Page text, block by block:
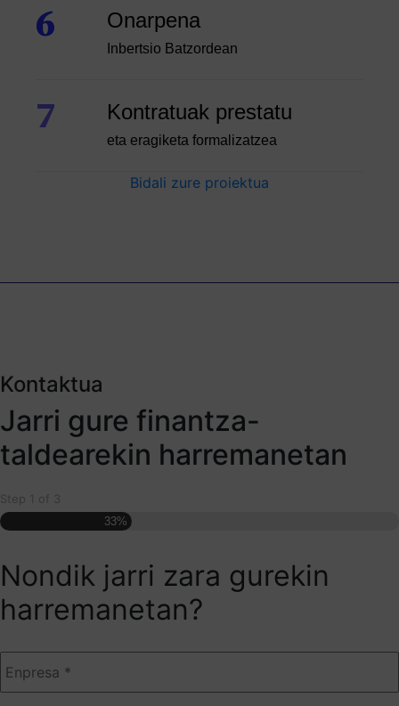
6 Onarpena
Inbertsio Batzordean
7 Kontratuak prestatu
eta eragiketa formalizatzea
Bidali zure proiektua
Kontaktua
Jarri gure finantza-
taldearekin harremanetan
Step 1 of 3
33%
Nondik jarri zara gurekin
harremanetan?
Enpresa *